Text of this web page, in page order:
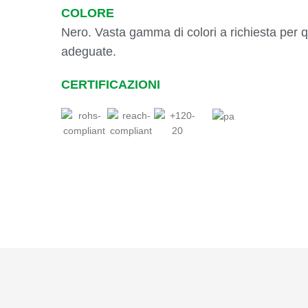
COLORE
Nero. Vasta gamma di colori a richiesta per
adeguate.
CERTIFICAZIONI